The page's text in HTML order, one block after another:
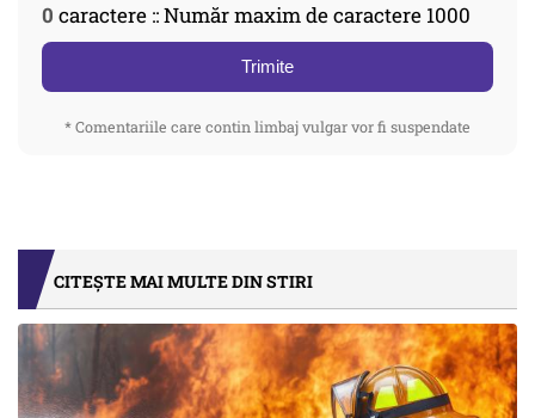
0 caractere :: Număr maxim de caractere 1000
Trimite
* Comentariile care contin limbaj vulgar vor fi suspendate
CITEȘTE MAI MULTE DIN STIRI